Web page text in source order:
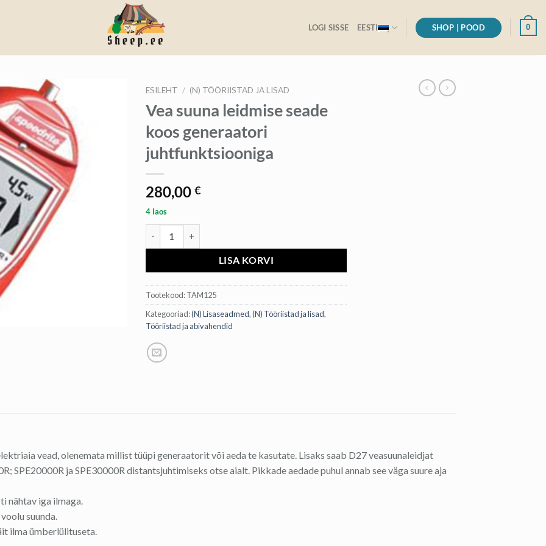
LOGI SISSE EESTI SHOP | POOD 0
ESILEHT / (N) TÖÖRIISTAD JA LISAD
Vea suuna leidmise seade
koos generaatori
juhtfunktsiooniga
280,00 €
4 laos
LISA KORVI
Tootekood:TAM125
Kategooriad:(N) Lisaseadmed,(N) Tööriistad ja lisad,
Tööriistad ja abivahendid
vead, olenemata millist tüüpi generaatorit või aeda te kasutate. Lisaks saab D27 veasuunaleidjat
SPE20000R ja SPE30000R distantsjuhtimiseks otse aialt. Pikkade aedade puhul annab see väga suure aja
nähtav iga ilmaga.
suunda.
ilma ümberlülituseta.